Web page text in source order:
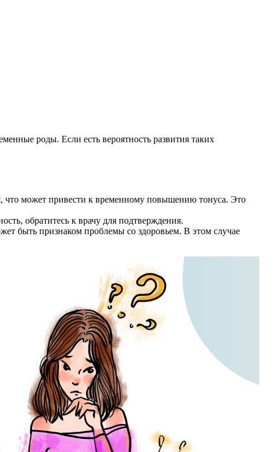
роды. Если есть вероятность развития таких
что может привести к временному повышению тонуса. Это
обратитесь к врачу для подтверждения.
быть признаком проблемы со здоровьем. В этом случае